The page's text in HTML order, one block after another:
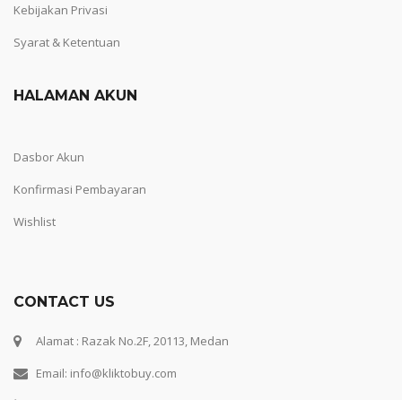
Kebijakan Privasi
Syarat & Ketentuan
HALAMAN AKUN
Dasbor Akun
Konfirmasi Pembayaran
Wishlist
CONTACT US
Alamat : Razak No.2F, 20113, Medan
Email: info@kliktobuy.com